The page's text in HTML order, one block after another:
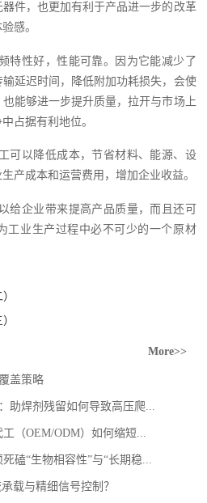
件，也更加有利于产品进一步的改革
感。
特性好，性能可靠。因为它能减少了
延迟时间，降低附加功耗损失，会使
能够进一步提升质量，拉开与市场上
占据有利地位。
可以降低成本，节省材料、能源、设
产成本和运营费用，增加企业收益。
给企业带来提高产品质量，而且还可
工业生产过程中必不可少的一个原材
More>>
盖策略
助焊剂残留如何导致高压爬...
（OEM/ODM）如何缩短...
磕“生物相容性”与“长期稳...
载与精细信号控制？